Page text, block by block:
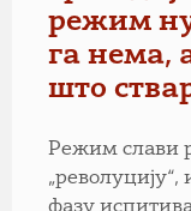
режим
га нема,
што
Режим слави
фазу